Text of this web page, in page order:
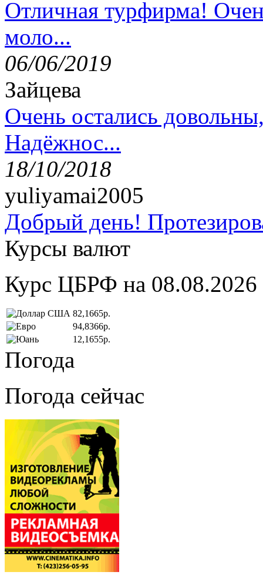
Отличная турфирма!
моло...
06/06/2019
Зайцева
Очень остались
Надёжнос...
18/10/2018
yuliyamai2005
Добрый день!
Курсы валют
Курс ЦБРФ на 08.08.2026
82,1665р.
94,8366р.
12,1655р.
Погода
Погода сейчас